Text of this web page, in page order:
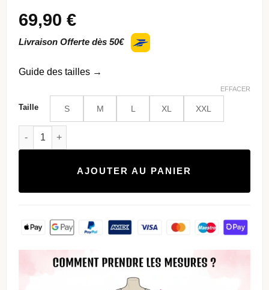
69,90€
Livraison Offerte dès 50€
Guide des tailles →
Taille S M L XL XXL
EFFACER
quantité de Combinaison Jean Bretelles Fines
AJOUTER AU PANIER